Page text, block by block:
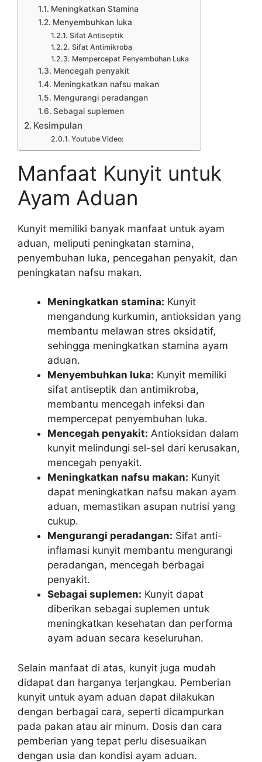
Meningkatkan Stamina
Menyembuhkan luka
Sifat Antiseptik
Sifat Antimikroba
Mempercepat Penyembuhan Luka
Mencegah penyakit
Meningkatkan nafsu makan
Mengurangi peradangan
Sebagai suplemen
Kesimpulan
Youtube Video:
Manfaat Kunyit untuk
Ayam Aduan
Kunyit memiliki banyak manfaat untuk ayam
aduan, meliputi peningkatan stamina,
penyembuhan luka, pencegahan penyakit, dan
peningkatan nafsu makan.
Meningkatkan stamina: Kunyit
mengandung kurkumin, antioksidan yang
membantu melawan stres oksidatif,
sehingga meningkatkan stamina ayam
aduan.
Menyembuhkan luka: Kunyit memiliki
sifat antiseptik dan antimikroba,
membantu mencegah infeksi dan
mempercepat penyembuhan luka.
Mencegah penyakit: Antioksidan dalam
kunyit melindungi sel-sel dari kerusakan,
mencegah penyakit.
Meningkatkan nafsu makan: Kunyit
dapat meningkatkan nafsu makan ayam
aduan, memastikan asupan nutrisi yang
cukup.
Mengurangi peradangan: Sifat anti-
inflamasi kunyit membantu mengurangi
peradangan, mencegah berbagai
penyakit.
Sebagai suplemen: Kunyit dapat
diberikan sebagai suplemen untuk
meningkatkan kesehatan dan performa
ayam aduan secara keseluruhan.
Selain manfaat di atas, kunyit juga mudah
didapat dan harganya terjangkau. Pemberian
kunyit untuk ayam aduan dapat dilakukan
dengan berbagai cara, seperti dicampurkan
pada pakan atau air minum. Dosis dan cara
pemberian yang tepat perlu disesuaikan
dengan usia dan kondisi ayam aduan.